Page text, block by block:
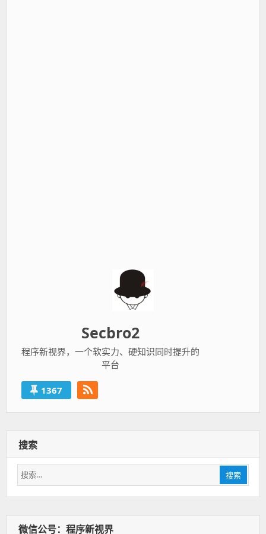
Secbro2
程序新视界，一个软实力、硬知识同时提升的
平台
1367
搜索
搜
索：
搜索
微信公号：程序新视界